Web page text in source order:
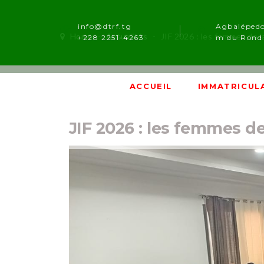
info@dtrf.tg
+228 2251-4263
m du
ACCUEIL
Home - Actualités JIF 2026 : les femmes de
JIF 2026 : les femmes